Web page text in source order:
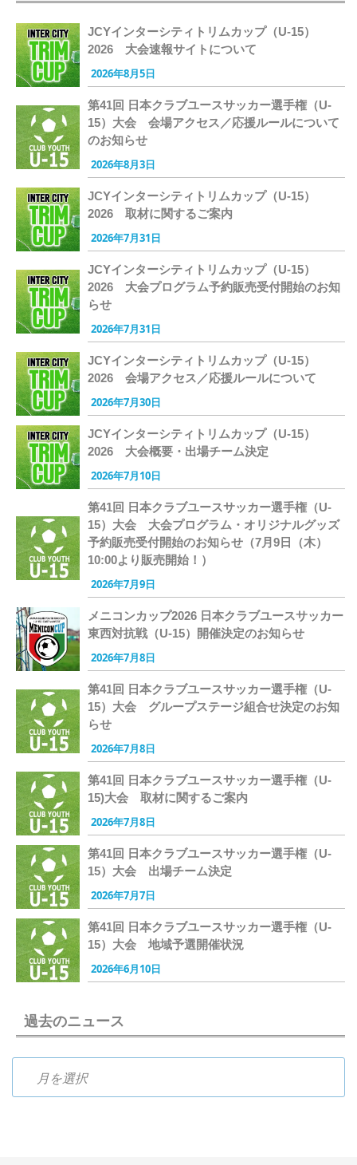
JCYインターシティトリムカップ（U-15）
2026 大会速報サイトについて
2026年8月5日
第41回 日本クラブユースサッカー選手権（U-
15）大会 会場アクセス／応援ルールについて
のお知らせ
2026年8月3日
JCYインターシティトリムカップ（U-15）
2026 取材に関するご案内
2026年7月31日
JCYインターシティトリムカップ（U-15）
2026 大会プログラム予約販売受付開始のお知
らせ
2026年7月31日
JCYインターシティトリムカップ（U-15）
2026 会場アクセス／応援ルールについて
2026年7月30日
JCYインターシティトリムカップ（U-15）
2026 大会概要・出場チーム決定
2026年7月10日
第41回 日本クラブユースサッカー選手権（U-
15）大会 大会プログラム・オリジナルグッズ
予約販売受付開始のお知らせ（7月9日（木）
10:00より販売開始！）
2026年7月9日
メニコンカップ2026 日本クラブユースサッカー
東西対抗戦（U-15）開催決定のお知らせ
2026年7月8日
第41回 日本クラブユースサッカー選手権（U-
15）大会 グループステージ組合せ決定のお知
らせ
2026年7月8日
第41回 日本クラブユースサッカー選手権（U-
15)大会 取材に関するご案内
2026年7月8日
第41回 日本クラブユースサッカー選手権（U-
15）大会 出場チーム決定
2026年7月7日
第41回 日本クラブユースサッカー選手権（U-
15）大会 地域予選開催状況
2026年6月10日
過去のニュース